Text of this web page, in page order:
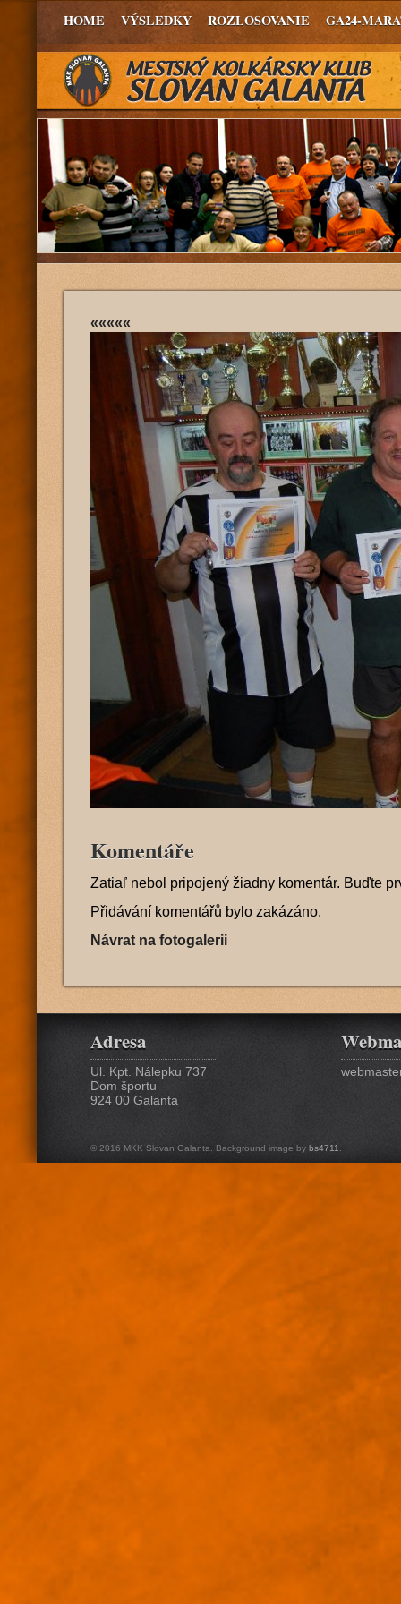
HOME VÝSLEDKY ROZLOSOVANIE GA24-
«««««
Komentáře
Zatiaľ nebol pripojený žiadny komentár. Buďte
Přidávání komentářů bylo zakázáno.
Návrat na fotogalerii
Adresa
Ul. Kpt. Nálepku 737
Dom športu
924 00 Galanta
© 2016 MKK Slovan Galanta. Background image by bs4711